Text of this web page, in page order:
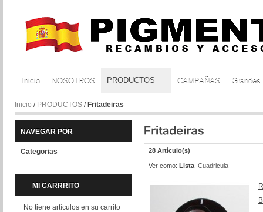
Inicio NOSOTROS PRODUCTOS CAMPAÑAS
Inicio / PRODUCTOS / Fritadeiras
NAVEGAR POR
Categorias
MI CARRRITO
No tiene artículos en su carrito
28 Artículo(s)
Ver como: Lista Cuadricula